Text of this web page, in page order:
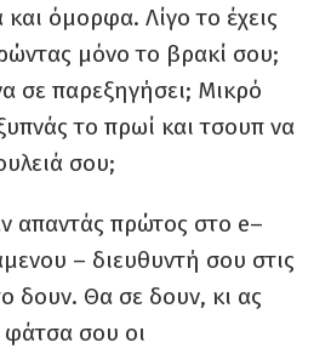
και όμορφα. Λίγο το έχεις
μόνο το βρακί σου;
σε παρεξηγήσει; Μικρό
το πρωί και τσουπ να
σου;
απαντάς πρώτος στο e–
– διευθυντή σου στις
δουν. Θα σε δουν, κι ας
φάτσα σου οι